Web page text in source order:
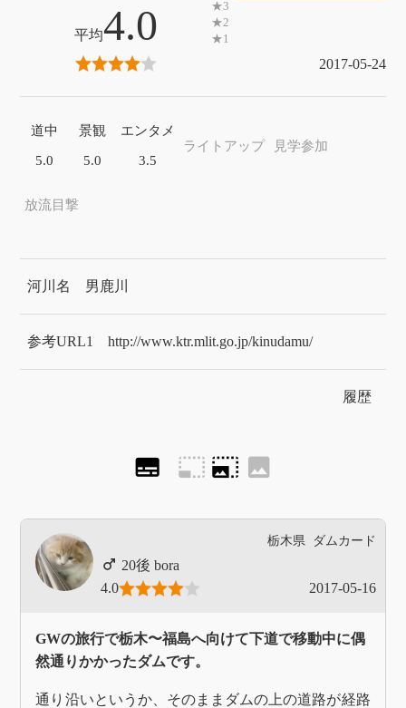
4.0
2017-05-24
道中
5.0
景観
5.0
エンタメ
3.5
ライトアップ 見学参加
放流目撃
河川名 男鹿川
参考URL1 http://www.ktr.mlit.go.jp/kinudamu/
履歴
subtitles photo_size_select_small photo_size_select_large image
栃木県 ダムカード
bora
4.0
2017-05-16
GWの旅行で栃木〜福島へ向けて下道で移動中に偶
然通りかかったダムです。
通り沿いというか、そのままダムの上の道路が経路